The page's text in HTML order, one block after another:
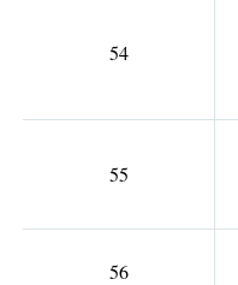
54
55
56